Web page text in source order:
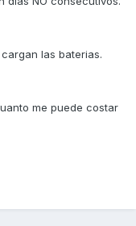
las baterias.
me puede costar